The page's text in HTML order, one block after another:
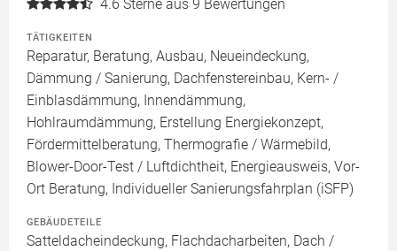
4.6 Sterne aus 9 Bewertungen
TÄTIGKEITEN
Reparatur, Beratung, Ausbau, Neueindeckung,
Dämmung / Sanierung, Dachfenstereinbau, Kern- /
Einblasdämmung, Innendämmung,
Hohlraumdämmung, Erstellung Energiekonzept,
Fördermittelberatung, Thermografie / Wärmebild,
Blower-Door-Test / Luftdichtheit, Energieausweis, Vor-
Ort Beratung, Individueller Sanierungsfahrplan (iSFP)
GEBÄUDETEILE
Satteldacheindeckung, Flachdacharbeiten, Dach /